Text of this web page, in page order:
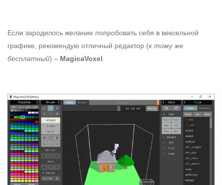
Если зародилось желание попробовать себя в вексельной
графике, рекомендую отличный редактор (к тому же
бесплатный) – MagicaVoxel